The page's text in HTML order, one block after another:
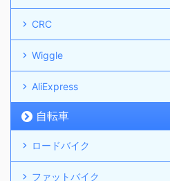
CRC
Wiggle
AliExpress
自転車
ロードバイク
ファットバイク